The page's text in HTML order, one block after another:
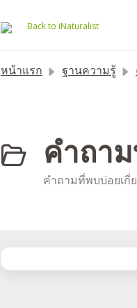
Back to iNaturalist
หน้าแรก ฐานความรู้
คำถา
คำถามที่พบบ่อยเกี่